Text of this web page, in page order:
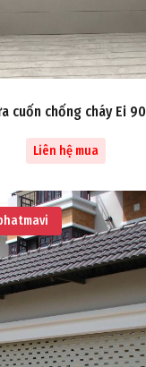
cuốn chống cháy Ei 90
Liên hệ mua